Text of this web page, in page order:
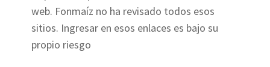
web. Fonmaíz no ha revisado todos esos
sitios. Ingresar en esos enlaces es bajo su
propio riesgo